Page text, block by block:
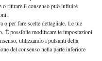
o ritirare il consenso può influire
o per fare scelte dettagliate. Le tue
È possibile modificare le impostazioni
utilizzando i pulsanti della
del consenso nella parte inferiore
della nostra visione“, ha
è mai facile ma queste
l’Italia sia quelle che
tutte indispensabili